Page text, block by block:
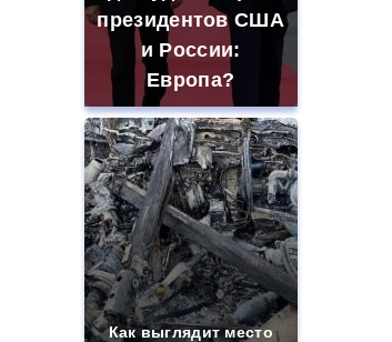
президентов США
и России:
Европа?
Как выглядит место